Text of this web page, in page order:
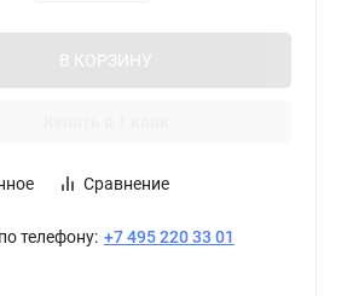
В КОРЗИНУ
Сравнение
телефону: +7 495 220 33 01